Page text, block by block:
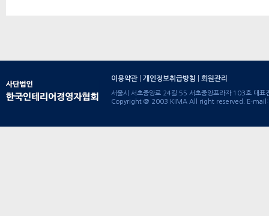
이용약관 개인정보취급방침 회원관리
서울시 서초중앙로 24길 55 서초중앙프라자 103호
Copyright @ 2003 KIMA All right reserved. E-